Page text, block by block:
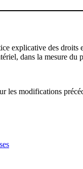
explicative des
dans la mesure du
modifications